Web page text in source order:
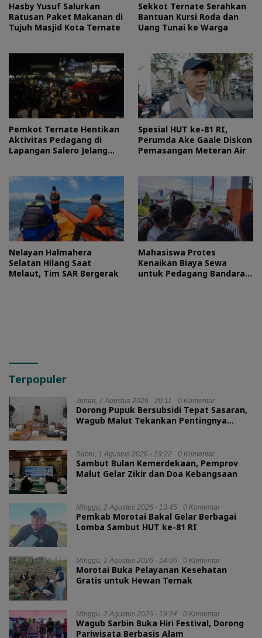
Hasby Yusuf Salurkan
Ratusan Paket Makanan di
Tujuh Masjid Kota Ternate
Sekkot Ternate Serahkan
Bantuan Kursi Roda dan
Uang Tunai ke Warga
Pemkot Ternate Hentikan
Aktivitas Pedagang di
Lapangan Salero Jelang
Spesial HUT ke-81 RI,
Perumda Ake Gaale Diskon
Pemasangan Meteran Air
Nelayan Halmahera
Selatan Hilang Saat
Melaut, Tim SAR Bergerak
Mahasiswa Protes
Kenaikan Biaya Sewa
untuk Pedagang Bandara
Terpopuler
Jumat, 7 Agustus 2026 - 20:11 0 Komentar
Dorong Pupuk Bersubsidi Tepat Sasaran,
Wagub Malut Tekankan Pentingnya
Sabtu, 1 Agustus 2026 - 19:22 0 Komentar
Sambut Bulan Kemerdekaan, Pemprov
Malut Gelar Zikir dan Doa Kebangsaan
Minggu, 2 Agustus 2026 - 13:45 0 Komentar
Pemkab Morotai Bakal Gelar Berbagai
Lomba Sambut HUT ke-81 RI
Minggu, 2 Agustus 2026 - 14:06 0 Komentar
Morotai Buka Pelayanan Kesehatan
Gratis untuk Hewan Ternak
Minggu, 2 Agustus 2026 - 19:24 0 Komentar
Wagub Sarbin Buka Hiri Festival, Dorong
Pariwisata Berbasis Alam